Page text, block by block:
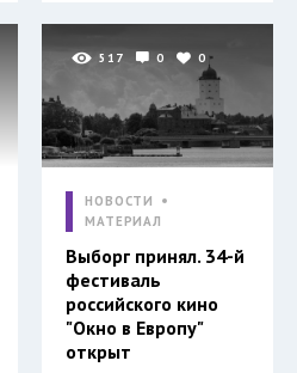
517 0 0
НОВОСТИ
МАТЕРИАЛ
Выборг принял. 34-й
фестиваль
российского кино
"Окно в Европу"
открыт